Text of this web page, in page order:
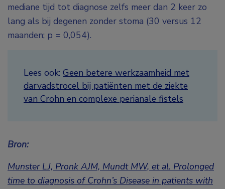
mediane tijd tot diagnose zelfs meer dan 2 keer zo
lang als bij degenen zonder stoma (30 versus 12
maanden; p = 0,054).
Lees ook: Geen betere werkzaamheid met
darvadstrocel bij patiënten met de ziekte
van Crohn en complexe perianale fistels
Bron:
Munster LJ, Pronk AJM, Mundt MW, et al. Prolonged
time to diagnosis of Crohn’s Disease in patients with